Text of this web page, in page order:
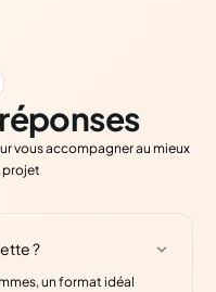
vous accompagner au mieux
projet
?
un format idéal